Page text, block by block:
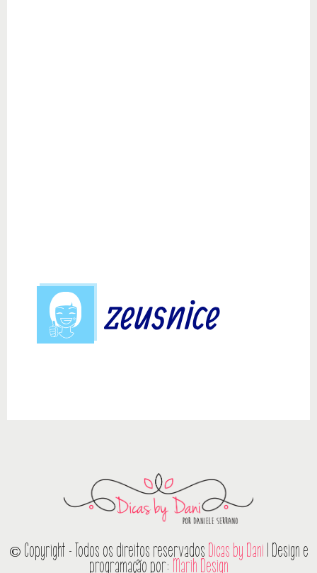
© Copyright - Todos os direitos reservados Dicas by Dani | Design e
programação por: Marih Design